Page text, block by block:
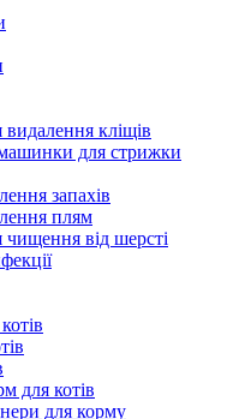
кліщів
для стрижки
запахів
плям
чищення від шерсті
для котів
для корму